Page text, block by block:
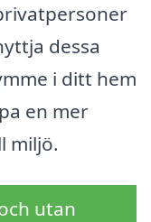
dessa
i ditt hem
en mer
miljö.
utan